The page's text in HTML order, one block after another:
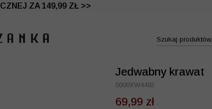
ZA 149,99 ZŁ >>
NA DRUGI I TRZECI PRODUKT >>
Szukaj produktów...
Jedwabny krawat
0000XW4492
69,99 zł